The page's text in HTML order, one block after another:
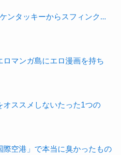
ンタッキーからスフィンク...
ロマンガ島にエロ漫画を持ち
オススメしないたった1つの
際空港」で本当に臭かったもの